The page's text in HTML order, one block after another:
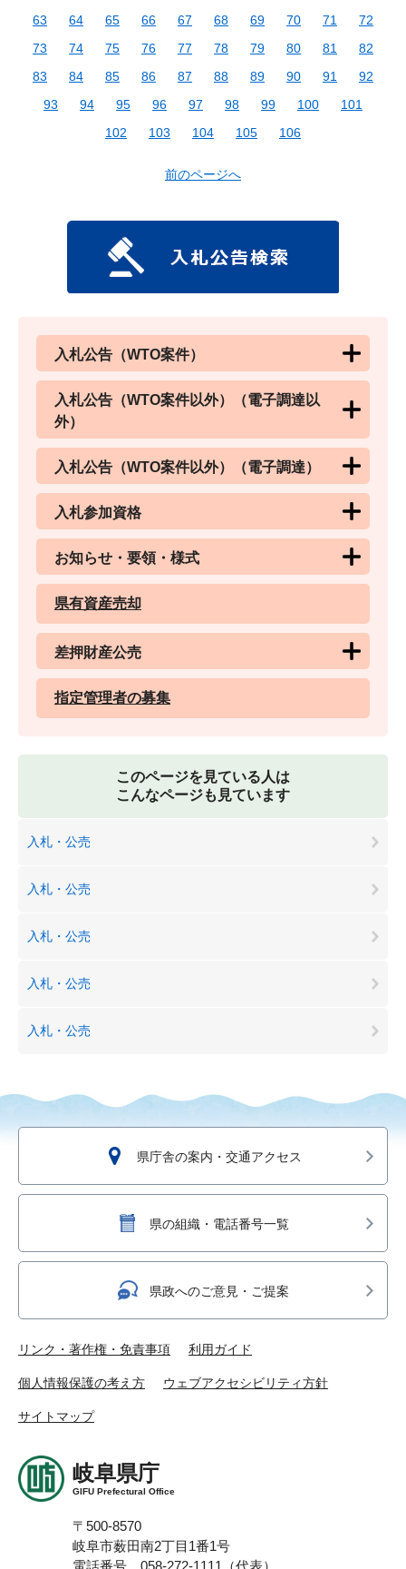
63
64 65 66 67 68 69 70 71
72
73
74 75 76 77 78 79 80 81
82
83
84 85 86 87 88 89 90 91
92
93
94 95 96 97 98 99 100
101
102
103 104 105 106
前のページへ
入札公告（WTO案件）
入札公告（WTO案件以外）（電子調達以
外）
入札公告（WTO案件以外）（電子調達）
入札参加資格
お知らせ・要領・様式
県有資産売却
差押財産公売
指定管理者の募集
このページを見ている人は
こんなページも見ています
入札・公売
入札・公売
入札・公売
入札・公売
入札・公売
県庁舎の案内・交通アクセス
県の組織・電話番号一覧
県政へのご意見・ご提案
リンク・著作権・免責事項 利用ガイド
個人情報保護の考え方 ウェブアクセシビリティ方針
サイトマップ
岐阜県庁
GIFU Prefectural Office
〒500-8570
岐阜市薮田南2丁目1番1号
電話番号 058-272-1111（代表）